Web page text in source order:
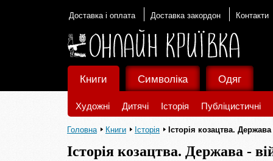
Доставка і оплата Доставка закордон Контакти
Книги
Художні Дитячі Історія Публіцистичні
Символіка Одяг
Головна Книги Історія Історія козацтва.
Історія козацтва. Держава -